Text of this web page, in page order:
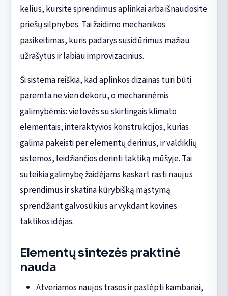
kelius, kursite sprendimus aplinkai arba išnaudosite
priešų silpnybes. Tai žaidimo mechanikos
pasikeitimas, kuris padarys susidūrimus mažiau
užrašytus ir labiau improvizacinius.
Ši sistema reiškia, kad aplinkos dizainas turi būti
paremta ne vien dekoru, o mechaninėmis
galimybėmis: vietovės su skirtingais klimato
elementais, interaktyvios konstrukcijos, kurias
galima pakeisti per elementų derinius, ir valdiklių
sistemos, leidžiančios derinti taktiką mūšyje. Tai
suteikia galimybę žaidėjams kaskart rasti naujus
sprendimus ir skatina kūrybišką mąstymą
sprendžiant galvosūkius ar vykdant kovines
taktikos idėjas.
Elementų sintezės praktinė
nauda
Atveriamos naujos trasos ir paslėpti kambariai,